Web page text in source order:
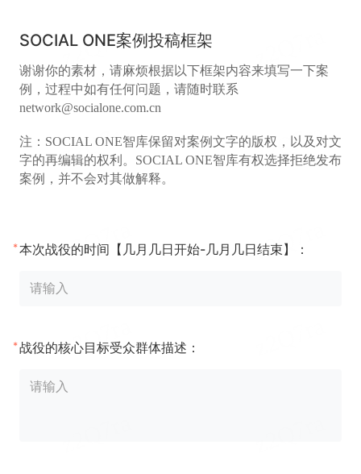
SOCIAL ONE案例投稿框架
谢谢你的素材，请麻烦根据以下框架内容来填写一下案
例，过程中如有任何问题，请随时联系
network@socialone.com.cn
注：SOCIAL ONE智库保留对案例文字的版权，以及对文
字的再编辑的权利。SOCIAL ONE智库有权选择拒绝发布
案例，并不会对其做解释。
*本次战役的时间【几月几日开始-几月几日结束】：
*战役的核心目标受众群体描述：